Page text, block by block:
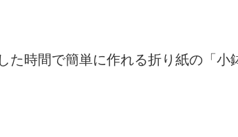
た時間で簡単に作れる折り紙の「小